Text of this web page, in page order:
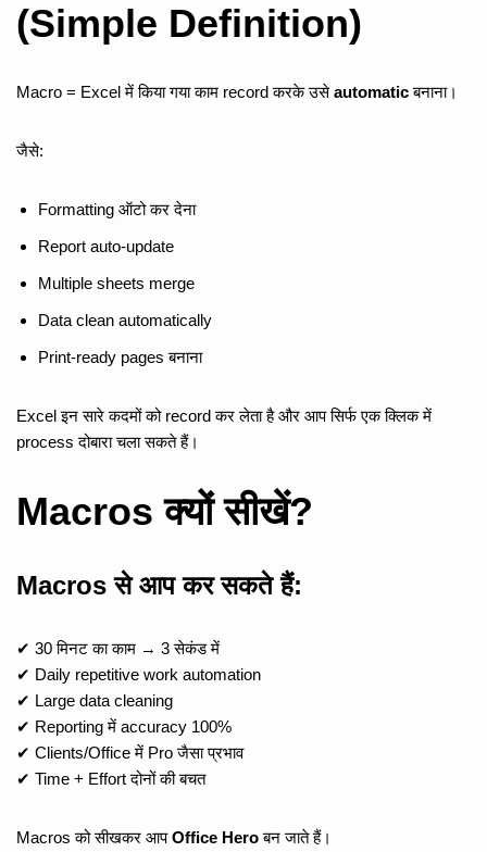
(Simple Definition)
Macro = Excel में किया गया काम record करके उसेautomaticबनाना।
जैसे:
Formatting ऑटो कर देना
Report auto-update
Multiple sheets merge
Data clean automatically
Print-ready pages बनाना
Excel इन सारे कदमों को record कर लेता है और आप सिर्फ एक क्लिक में
process दोबारा चला सकते हैं।
Macros क्यों सीखें?
Macros से आप कर सकते हैं:
✔ 30 मिनट का काम → 3 सेकंड में
✔ Daily repetitive work automation
✔ Large data cleaning
✔ Reporting में accuracy 100%
✔ Clients/Office में Pro जैसा प्रभाव
✔ Time + Effort दोनों की बचत
Macros को सीखकर आपOffice Heroबन जाते हैं।